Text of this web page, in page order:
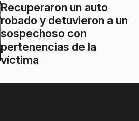
Recuperaron un auto
robado y detuvieron a un
sospechoso con
pertenencias de la
víctima